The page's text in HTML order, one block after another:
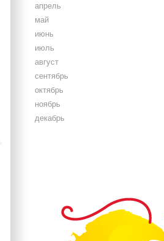
апрель
май
июнь
июль
август
сентябрь
октябрь
ноябрь
декабрь